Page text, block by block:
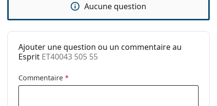
Catégorie:
Lunettes de soleil
Marque:
Esprit
Utilisation:
Code:
Aucune question
Ajouter une question ou un commentaire au
Esprit ET40043 505 55
Commentaire *